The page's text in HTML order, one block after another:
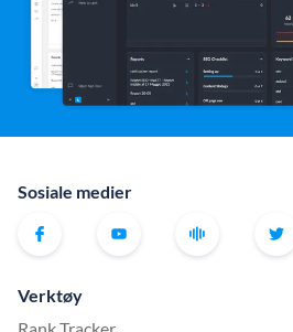
Sosiale medier
Verktøy